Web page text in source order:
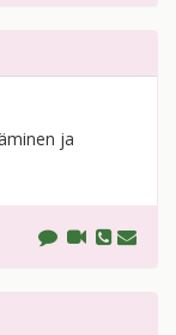
ja